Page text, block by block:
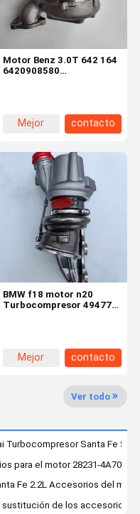
Vídeos
Acerca De
Nosotros
Noticias
Motor Benz 3.0T 642 164
6420908580
enfriado con aceite
Mejor
contacto
BMW f18 motor n20
Turbocompresor 49477-
Mejor
contacto
Ver todo
Turbocompresor Santa Fe
para el motor 28231-4A700
Fe 2.2L Accesorios del
sustitución de los accesorios